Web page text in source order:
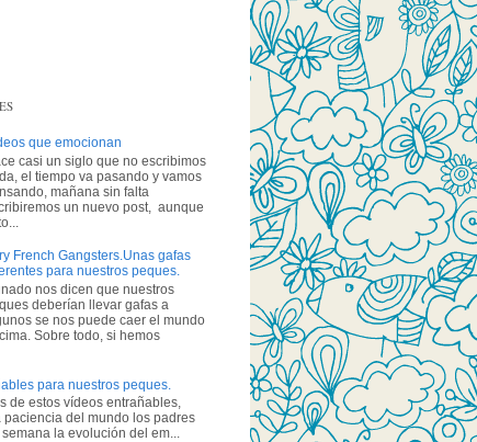
que emocionan
casi un siglo que no escribimos
el tiempo va pasando y vamos
mañana sin falta
un nuevo post, aunque
French Gangsters.Unas gafas
para nuestros peques.
nos dicen que nuestros
deberían llevar gafas a
se nos puede caer el mundo
Sobre todo, si hemos
para nuestros peques.
de estos vídeos entrañables,
paciencia del mundo los padres
la evolución del em...